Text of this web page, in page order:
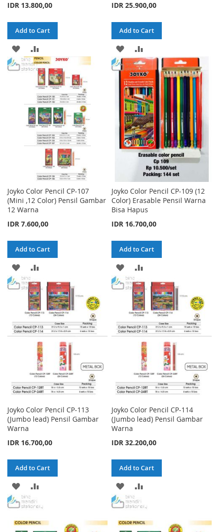
IDR 13.800,00
Add to Cart
ADD
TO
WISH
TO
COMPARE
IDR 25.900,00
Add to Cart
ADD
TO
WISH
LIST
TO
COMPARE
Joyko Color Pencil CP-107
(Mini ,12 Color) Pensil Gambar
12 Warna
IDR 7.600,00
Add to Cart
ADD
TO
WISH
LIST
TO
COMPARE
Joyko Color Pencil CP-109 (12
Color) Erasable Pensil Warna
Bisa Hapus
IDR 16.700,00
Add to Cart
ADD
TO
WISH
LIST
TO
COMPARE
Joyko Color Pencil CP-113
(Jumbo lead) Pensil Gambar
Warna
IDR 16.700,00
Add to Cart
ADD
TO
WISHCOMPARE
Joyko Color Pencil CP-114
(Jumbo lead) Pensil Gambar
Warna
IDR 32.200,00
Add to Cart
ADD
TO
WISHCOMPARE